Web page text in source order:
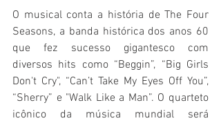
O musical conta a história de The Four
Seasons, a banda histórica dos anos 60
que fez sucesso gigantesco com
diversos hits como “Beggin”, “Big Girls
Don't Cry", “Can’t Take My Eyes Off You”,
“Sherry” e "Walk Like a Man”. O quarteto
icônico da música mundial será